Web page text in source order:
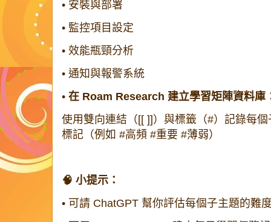
• 安裝與部署
• 監控項目設定
• 效能瓶頸分析
• 通知與報警系統
• 在 Roam Research 建立學習矩陣資料庫
使用雙向連結（[[ ]]）與標籤（#）記錄每
標記（例如 #高頻 #重要 #薄弱）
🧠 小提示：
• 可請 ChatGPT 幫你評估每個子主題的難